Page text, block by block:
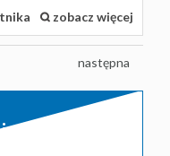
zobacz więcej
następna